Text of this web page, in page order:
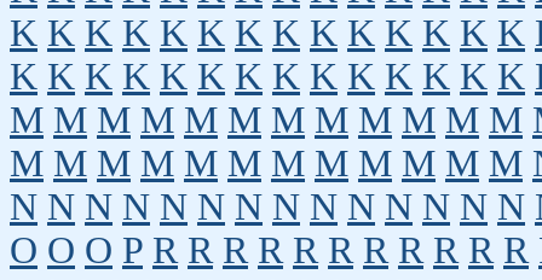
K K K K K K K K K K K K K K
K K K K K K K K K K K K K K
M M M M M M M M M M M M
M M M M M M M M M M M M
N N N N N N N N N N N N N N
O O O P R R R R R R R R R R R